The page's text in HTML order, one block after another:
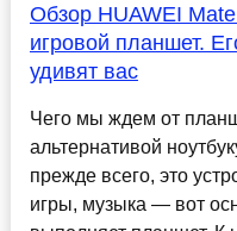
Обзор HUAWEI
игровой планшет.
удивят вас
Чего мы ждем от
альтернативой
прежде всего, это
игры, музыка — вот